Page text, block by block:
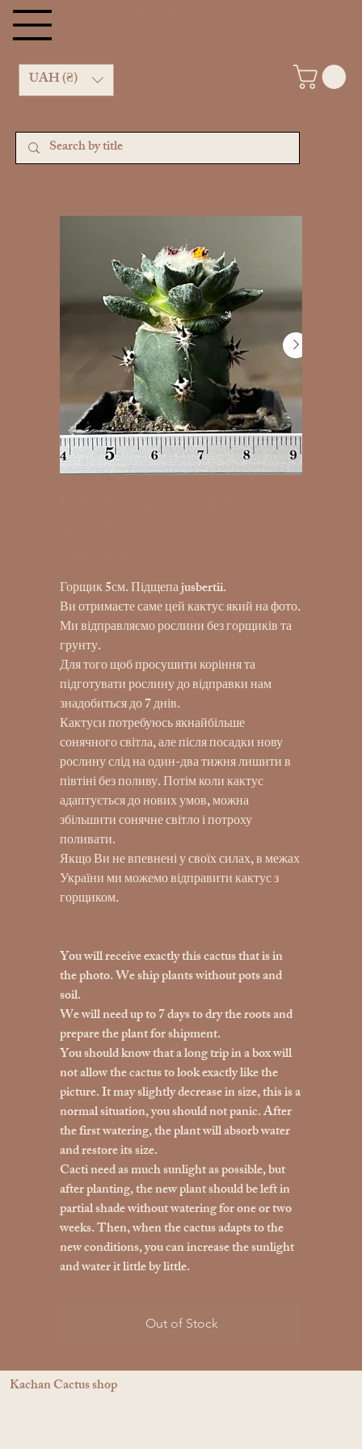
UAH (₴)
Горщик 5см. Підщепа jusbertii.
Ви отримаєте саме цей кактус який на фото.
Ми відправляємо рослини без горщиків та
грунту.
Для того щоб просушити коріння та
підготувати рослину до відправки нам
знадобиться до 7 днів.
Кактуси потребуюсь якнайбільше
сонячного світла, але після посадки нову
рослину слід на один-два тижня лишити в
півтіні без поливу. Потім коли кактус
адаптується до нових умов, можна
збільшити сонячне світло і потроху
поливати.
Якщо Ви не впевнені у своїх силах, в межах
України ми можемо відправити кактус з
горщиком.
You will receive exactly this cactus that is in
the photo. We ship plants without pots and
soil.
We will need up to 7 days to dry the roots and
prepare the plant for shipment.
You should know that a long trip in a box will
not allow the cactus to look exactly like the
picture. It may slightly decrease in size, this is a
normal situation, you should not panic. After
the first watering, the plant will absorb water
and restore its size.
Cacti need as much sunlight as possible, but
after planting, the new plant should be left in
partial shade without watering for one or two
weeks. Then, when the cactus adapts to the
new conditions, you can increase the sunlight
and water it little by little.
Out of Stock
Kachan Cactus shop